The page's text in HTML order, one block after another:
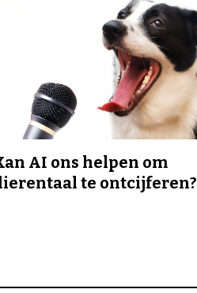
AI ons helpen om
te ontcijferen?